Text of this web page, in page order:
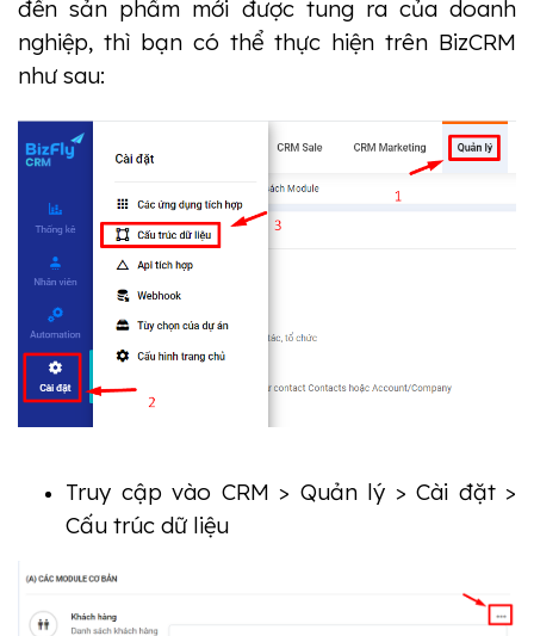
đến sản phẩm mới được tung ra của doanh
nghiệp, thì bạn có thể thực hiện trên BizCRM
như sau:
Truy cập vào CRM > Quản lý > Cài đặt >
Cấu trúc dữ liệu